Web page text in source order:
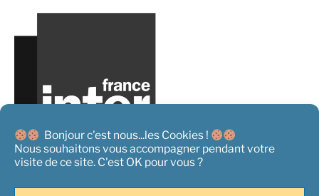
Bonjour c'est nous...les Cookies !
Nous souhaitons vous accompagner pendant votre
visite de ce site. C'est OK pour vous ?